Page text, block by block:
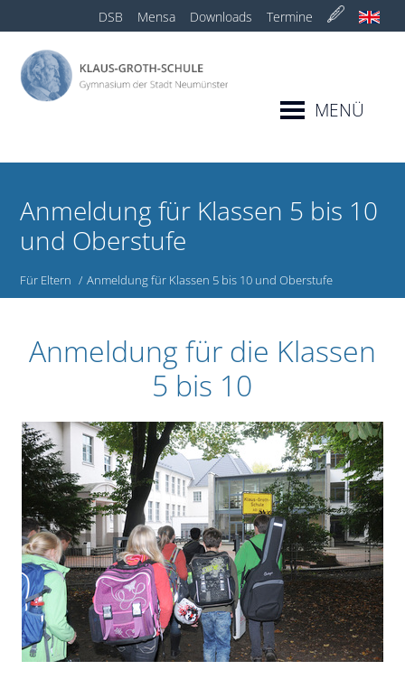
DSB Mensa Downloads Termine
MENÜ
Anmeldung für Klassen 5 bis 10
und Oberstufe
Für Eltern Anmeldung für Klassen 5 bis 10 und Oberstufe
Anmeldung für die Klassen
5 bis 10